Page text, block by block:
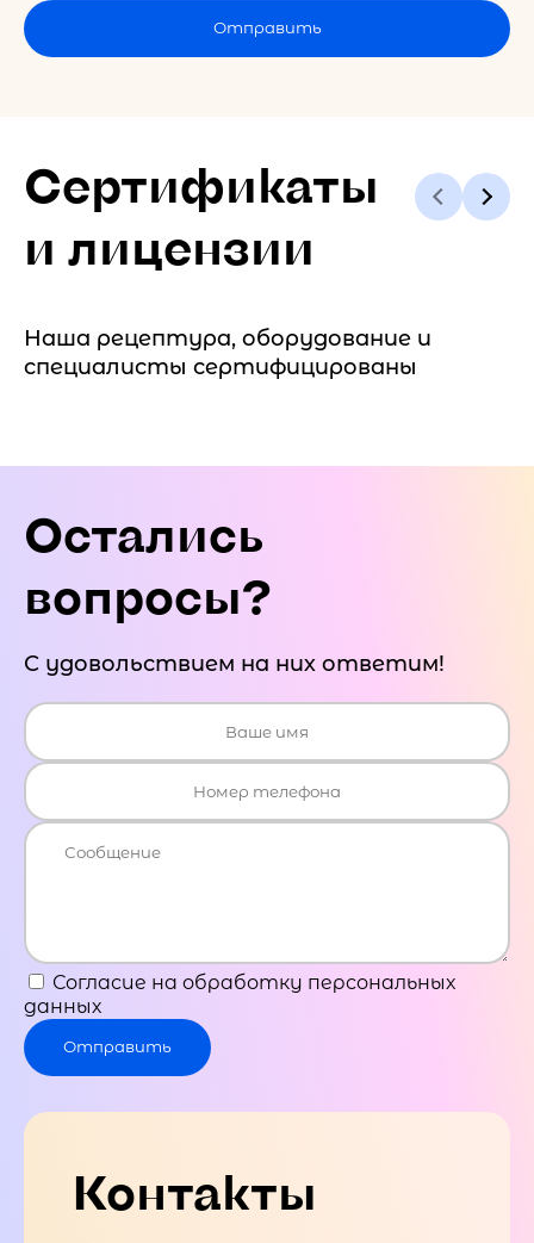
Отправить
Сертификаты
и лицензии
Наша рецептура, оборудование и
специалисты сертифицированы
Остались
вопросы?
С удовольствием на них ответим!
Согласие на обработку персональных
данных
Отправить
Контакты